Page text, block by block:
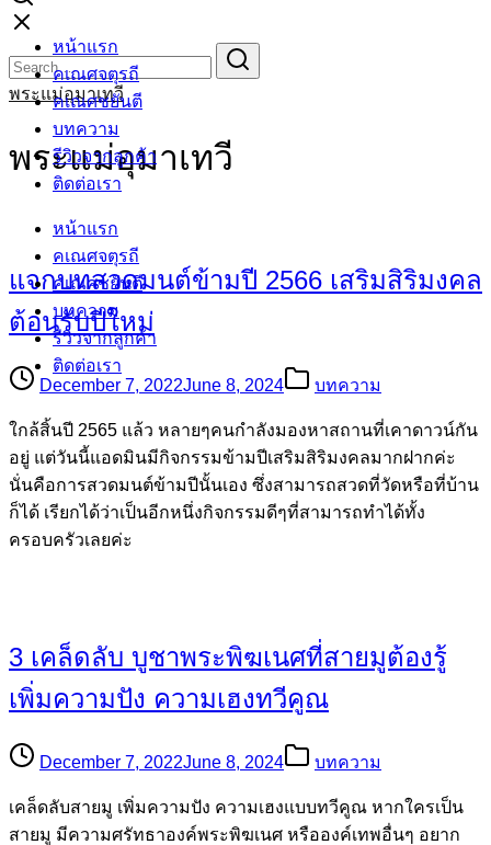
Skip
content
หน้าแรก
คเณศจตุรถี
คเณศชยันตี
บทความ
รีวิวจากลูกค้า
ติดต่อเรา
หน้าแรก
คเณศจตุรถี
คเณศชยันตี
บทความ
รีวิวจากลูกค้า
ติดต่อเรา
Search
for:
พระแม่อุมาเทวี
พระแม่อุมาเทวี
แจกบทสวดมนต์ข้ามปี 2566 เสริมสิริมงคล
ต้อนรับปีใหม่
December 7, 2022June 8, 2024 บทความ
ใกล้สิ้นปี 2565 แล้ว หลายๆคนกำลังมองหาสถานที่เคาดาวน์กัน
อยู่ แต่วันนี้แอดมินมีกิจกรรมข้ามปีเสริมสิริมงคลมากฝากค่ะ
นั่นคือการสวดมนต์ข้ามปีนั้นเอง ซึ่งสามารถสวดที่วัดหรือที่บ้าน
ก็ได้ เรียกได้ว่าเป็นอีกหนึ่งกิจกรรมดีๆที่สามารถทำได้ทั้ง
ครอบครัวเลยค่ะ
3 เคล็ดลับ บูชาพระพิฆเนศที่สายมูต้องรู้
เพิ่มความปัง ความเฮงทวีคูณ
December 7, 2022June 8, 2024 บทความ
เคล็ดลับสายมู เพิ่มความปัง ความเฮงแบบทวีคูณ หากใครเป็น
สายมู มีความศรัทธาองค์พระพิฆเนศ หรือองค์เทพอื่นๆ อยาก